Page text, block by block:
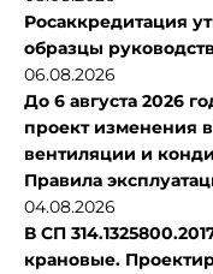
Росаккредитация
образцы
06.08.2026
До 6 августа 2026
проект изменения
вентиляции и
Правила
04.08.2026
В СП
крановые.